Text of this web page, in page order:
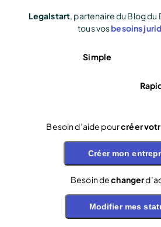
Legalstart, partenaire du Blog du
tous vosbesoins
Simple
Besoin d’aide pourcréer
Créer mon
Besoin dechanger
Modifier mes